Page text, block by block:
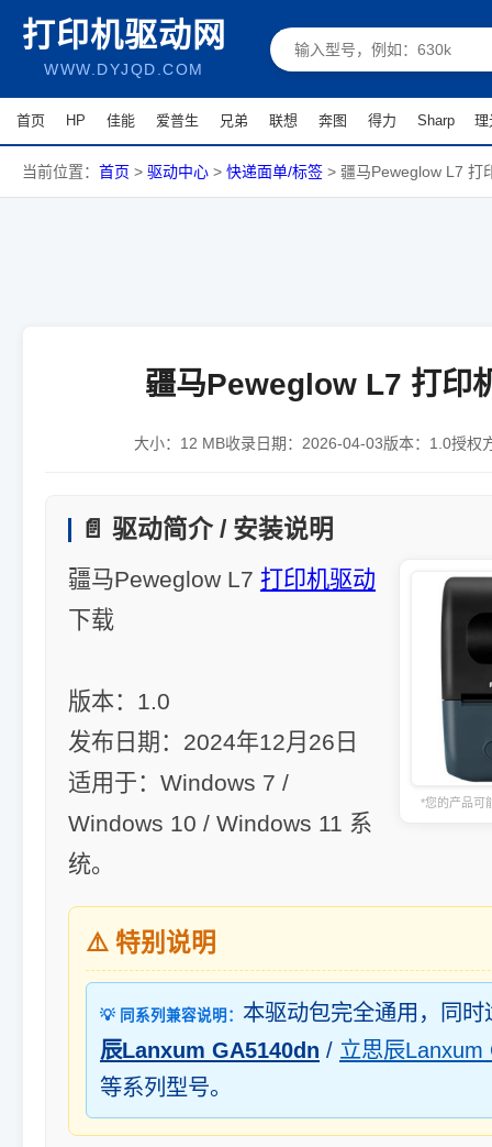
打印机驱动网
WWW.DYJQD.COM
首页 HP 佳能 爱普生 兄弟 联想 奔图 得力 Sharp 理
当前位置： 首页 > 驱动中心 > 快递面单/标签 > 疆马Peweglow L7 打
疆马Peweglow L7 打印
大小： 12 MB收录日期： 2026-04-03版本： 1.0授权
📄 驱动简介 / 安装说明
*您的产品可
疆马Peweglow L7 打印机驱动
下载
版本：1.0
发布日期：2024年12月26日
适用于：Windows 7 /
Windows 10 / Windows 11 系
统。
⚠️ 特别说明
💡 同系列兼容说明： 本驱动包完全通用，同
辰Lanxum GA5140dn / 立思辰Lanxum
等系列型号。